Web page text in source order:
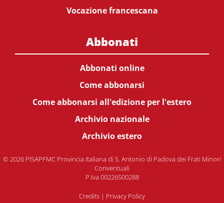
Vocazione francescana
Abbonati
Abbonati online
Come abbonarsi
Come abbonarsi all'edizione per l'estero
Archivio nazionale
Archivio estero
© 2026 PISAPFMC Provincia Italiana di S. Antonio di Padova dei Frati Minori
Conventuali
P.Iva 00226500288
Credits | Privacy Policy